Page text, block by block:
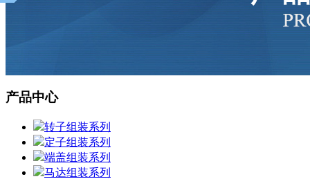
产品中心
转子组装系列
定子组装系列
端盖组装系列
马达组装系列